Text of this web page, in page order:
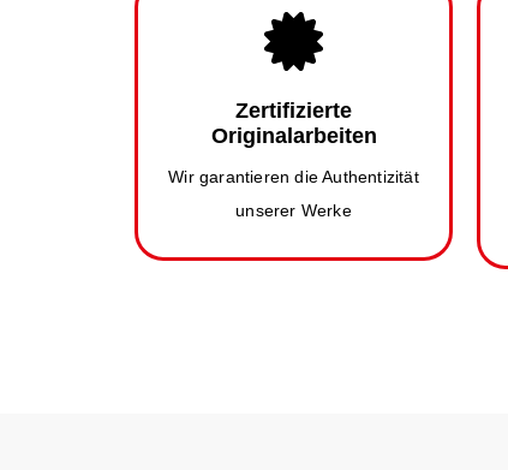
Zertifizierte
Originalarbeiten
Wir garantieren die Authentizität
unserer Werke